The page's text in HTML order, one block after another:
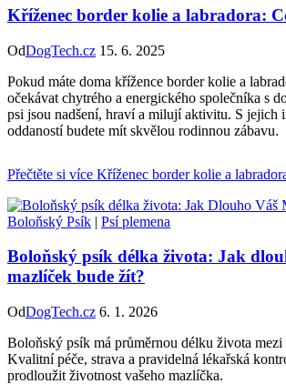
Kříženec border kolie a labradora:
OdDogTech.cz 15. 6. 2025
Pokud máte doma křížence border kolie a
očekávat chytrého a energického společníka s
psi jsou nadšení, hraví a milují aktivitu. S jejich
oddaností budete mít skvělou rodinnou zábavu.
Přečtěte si více Kříženec border kolie a
Boloňský Psík | Psí plemena
Boloňský psík délka života: Jak
mazlíček bude žít?
OdDogTech.cz 6. 1. 2026
Boloňský psík má průměrnou délku života mezi
Kvalitní péče, strava a pravidelná lékařská
prodloužit životnost vašeho mazlíčka.